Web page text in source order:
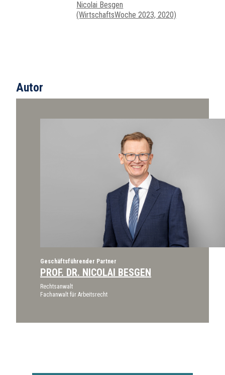
Nicolai Besgen
(WirtschaftsWoche 2023, 2020)
Autor
Geschäftsführender Partner
PROF. DR. NICOLAI BESGEN
Rechtsanwalt
Fachanwalt für Arbeitsrecht